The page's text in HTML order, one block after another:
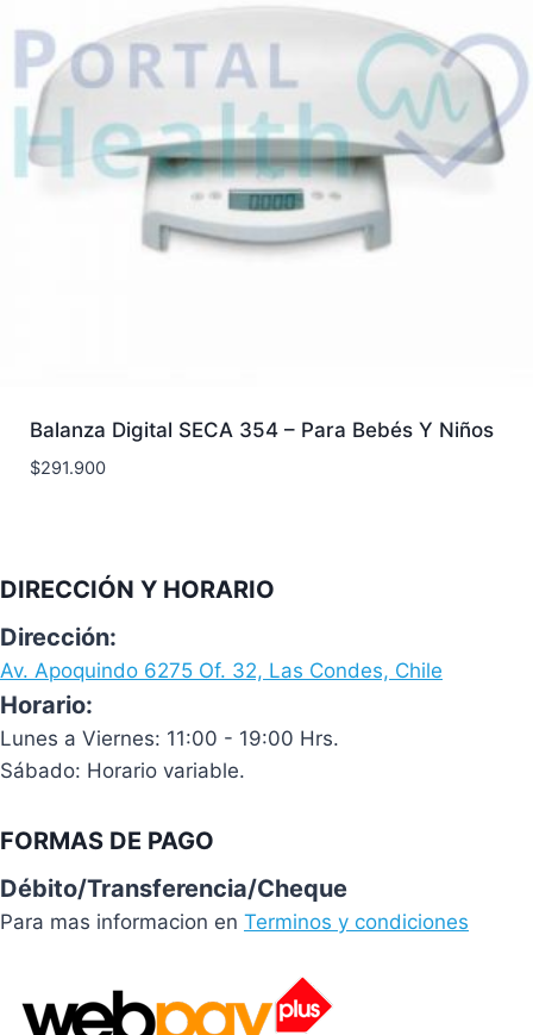
Balanza Digital SECA 354 – Para Bebés Y Niños
$291.900
DIRECCIÓN Y HORARIO
Dirección:
Av. Apoquindo 6275 Of. 32, Las Condes, Chile
Horario:
Lunes a Viernes: 11:00 - 19:00 Hrs.
Sábado: Horario variable.
FORMAS DE PAGO
Débito/Transferencia/Cheque
Para mas informacion en Terminos y condiciones